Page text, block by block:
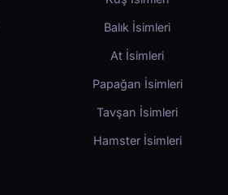
Balık İsimleri
At İsimleri
Papağan İsimleri
Tavşan İsimleri
Hamster İsimleri